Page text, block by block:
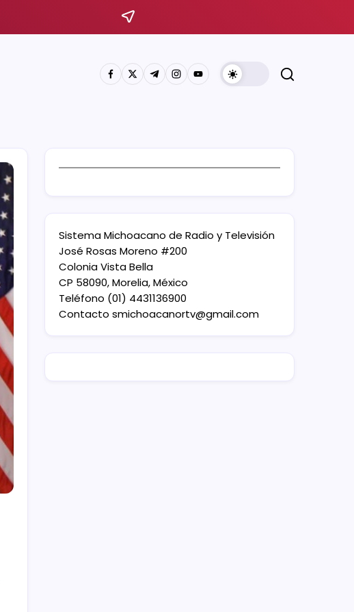
Sistema Michoacano de Radio y Televisión
José Rosas Moreno #200
Colonia Vista Bella
CP 58090, Morelia, México
Teléfono (01) 4431136900
Contacto smichoacanortv@gmail.com